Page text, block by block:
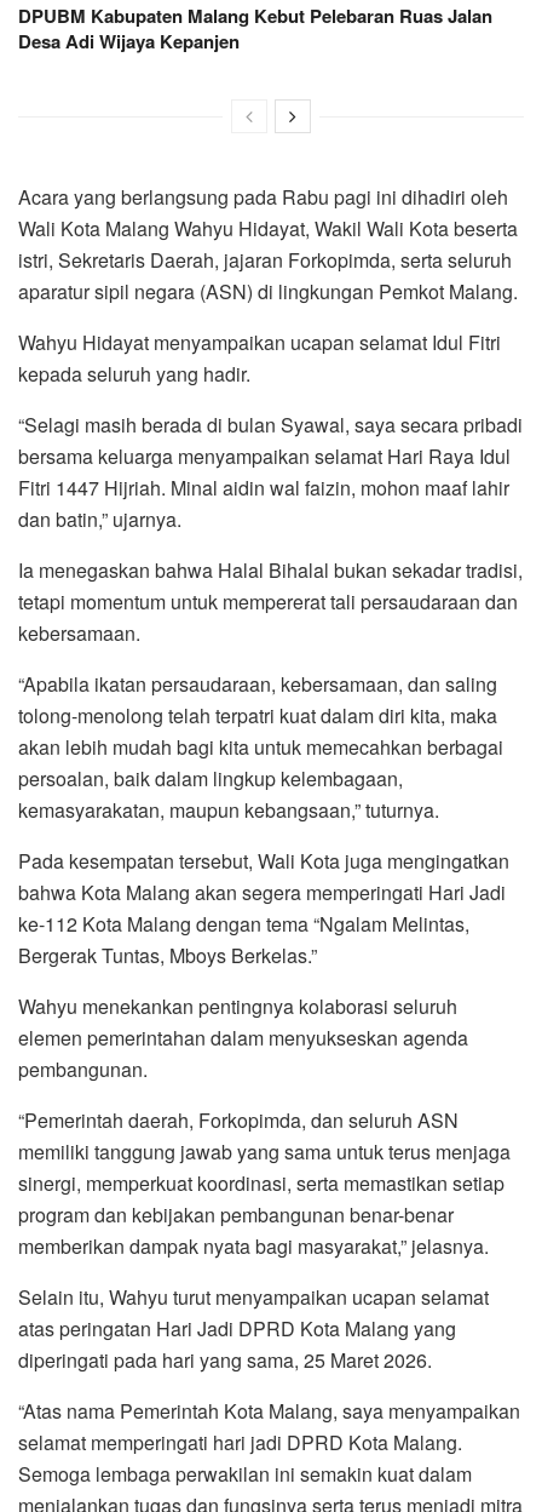
DPUBM Kabupaten Malang Kebut Pelebaran Ruas Jalan
Desa Adi Wijaya Kepanjen
Acara yang berlangsung pada Rabu pagi ini dihadiri oleh
Wali Kota Malang Wahyu Hidayat, Wakil Wali Kota beserta
istri, Sekretaris Daerah, jajaran Forkopimda, serta seluruh
aparatur sipil negara (ASN) di lingkungan Pemkot Malang.
Wahyu Hidayat menyampaikan ucapan selamat Idul Fitri
kepada seluruh yang hadir.
“Selagi masih berada di bulan Syawal, saya secara pribadi
bersama keluarga menyampaikan selamat Hari Raya Idul
Fitri 1447 Hijriah. Minal aidin wal faizin, mohon maaf lahir
dan batin,” ujarnya.
Ia menegaskan bahwa Halal Bihalal bukan sekadar tradisi,
tetapi momentum untuk mempererat tali persaudaraan dan
kebersamaan.
“Apabila ikatan persaudaraan, kebersamaan, dan saling
tolong-menolong telah terpatri kuat dalam diri kita, maka
akan lebih mudah bagi kita untuk memecahkan berbagai
persoalan, baik dalam lingkup kelembagaan,
kemasyarakatan, maupun kebangsaan,” tuturnya.
Pada kesempatan tersebut, Wali Kota juga mengingatkan
bahwa Kota Malang akan segera memperingati Hari Jadi
ke-112 Kota Malang dengan tema “Ngalam Melintas,
Bergerak Tuntas, Mboys Berkelas.”
Wahyu menekankan pentingnya kolaborasi seluruh
elemen pemerintahan dalam menyukseskan agenda
pembangunan.
“Pemerintah daerah, Forkopimda, dan seluruh ASN
memiliki tanggung jawab yang sama untuk terus menjaga
sinergi, memperkuat koordinasi, serta memastikan setiap
program dan kebijakan pembangunan benar-benar
memberikan dampak nyata bagi masyarakat,” jelasnya.
Selain itu, Wahyu turut menyampaikan ucapan selamat
atas peringatan Hari Jadi DPRD Kota Malang yang
diperingati pada hari yang sama, 25 Maret 2026.
“Atas nama Pemerintah Kota Malang, saya menyampaikan
selamat memperingati hari jadi DPRD Kota Malang.
Semoga lembaga perwakilan ini semakin kuat dalam
menjalankan tugas dan fungsinya serta terus menjadi mitra